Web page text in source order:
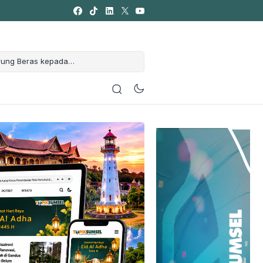
Beras kepada
Warga, Dugaan